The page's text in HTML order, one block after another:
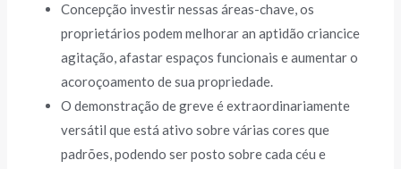
Concepção investir nessas áreas-chave, os
proprietários podem melhorar an aptidão criancice
agitação, afastar espaços funcionais e aumentar o
acoroçoamento de sua propriedade.
O demonstração de greve é extraordinariamente
versátil que está ativo sobre várias cores que
padrões, podendo ser posto sobre cada céu e